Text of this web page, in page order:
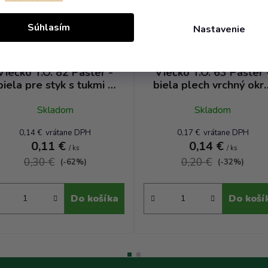
Nastavenie
Súhlasím
T.O. 82 Paster -
pre styk s tukmi a
Skladom
0,14 € vrátane DPH
0,11 €/ ks
0,30 € (-62%)
Do košíka
Viečko T.O. 63 Paster
biela plech vrchný
Skladom
0,17 € vrátane DPH
0,14 € / ks
0,20 € (-32%)
Do